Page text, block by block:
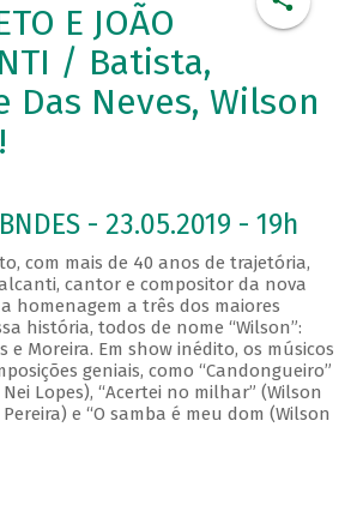
E JOÃO
/ Batista,
Das Neves, Wilson
- 23.05.2019 - 19h
com mais de 40 anos de trajetória,
cantor e compositor da nova
homenagem a três dos maiores
história, todos de nome “Wilson”:
e Moreira. Em show inédito, os músicos
geniais, como “Candongueiro”
Lopes), “Acertei no milhar” (Wilson
e “O samba é meu dom (Wilson